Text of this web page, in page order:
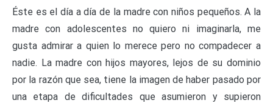
Éste es el día a día de la madre con niños pequeños. A la
madre con adolescentes no quiero ni imaginarla, me
gusta admirar a quien lo merece pero no compadecer a
nadie. La madre con hijos mayores, lejos de su dominio
por la razón que sea, tiene la imagen de haber pasado por
una etapa de dificultades que asumieron y supieron